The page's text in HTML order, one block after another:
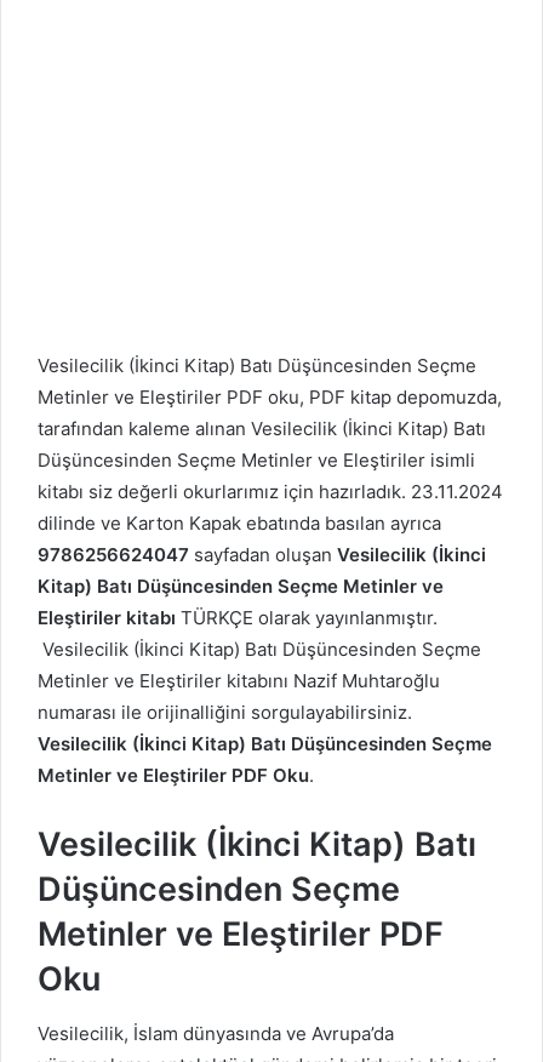
Vesilecilik (İkinci Kitap) Batı Düşüncesinden Seçme
Metinler ve Eleştiriler PDF oku, PDF kitap depomuzda,
tarafından kaleme alınan Vesilecilik (İkinci Kitap) Batı
Düşüncesinden Seçme Metinler ve Eleştiriler isimli
kitabı siz değerli okurlarımız için hazırladık. 23.11.2024
dilinde ve Karton Kapak ebatında basılan ayrıca
9786256624047 sayfadan oluşan Vesilecilik (İkinci
Kitap) Batı Düşüncesinden Seçme Metinler ve
Eleştiriler kitabı TÜRKÇE olarak yayınlanmıştır.
Vesilecilik (İkinci Kitap) Batı Düşüncesinden Seçme
Metinler ve Eleştiriler kitabını Nazif Muhtaroğlu
numarası ile orijinalliğini sorgulayabilirsiniz.
Vesilecilik (İkinci Kitap) Batı Düşüncesinden Seçme
Metinler ve Eleştiriler PDF Oku.
Vesilecilik (İkinci Kitap) Batı
Düşüncesinden Seçme
Metinler ve Eleştiriler PDF
Oku
Vesilecilik, İslam dünyasında ve Avrupa’da